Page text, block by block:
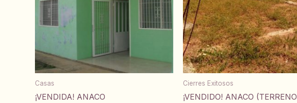
Casas
¡VENDIDA! ANACO
Cierres Exitosos
¡VENDIDO! ANACO (TERRENO